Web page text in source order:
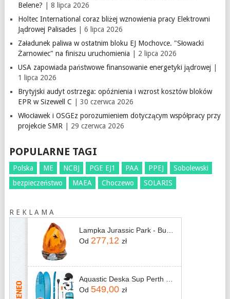
Belene? | 8 lipca 2026
Holtec International coraz bliżej wznowienia pracy Elektrowni
Jądrowej Palisades| 6 lipca 2026
Załadunek paliwa w ostatnim bloku EJ Mochovce. "Słowacki
Żarnowiec" na finiszu uruchomienia | 2 lipca 2026
USA zapowiada państwowe finansowanie energetyki jądrowej
1 lipca 2026
Brytyjski audyt ostrzega: opóźnienia i wzrost kosztów bloków
EPR w Sizewell C | 30 czerwca 2026
Włocławek i OSGEz porozumieniem dotyczącym współpracy przy
projekcie SMR| 29 czerwca 2026
POPULARNE TAGI
Polska ME NCBJ PGE EJ1 PAA PPEJ
Sobolewski
bezpieczeństwo
MAEA Choczewo SOLARIS
R E K L A M A
Lampka Jurassic Park - Bursztyn
Od 277,12 zł
Aquastic Deska Sup Perth 11' Allround Niebieska
Od 549,00 zł